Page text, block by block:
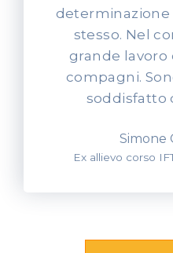
determinazione
stesso. Nel
grande lavoro
compagni.
soddisfatto
Simone
Ex allievo corso